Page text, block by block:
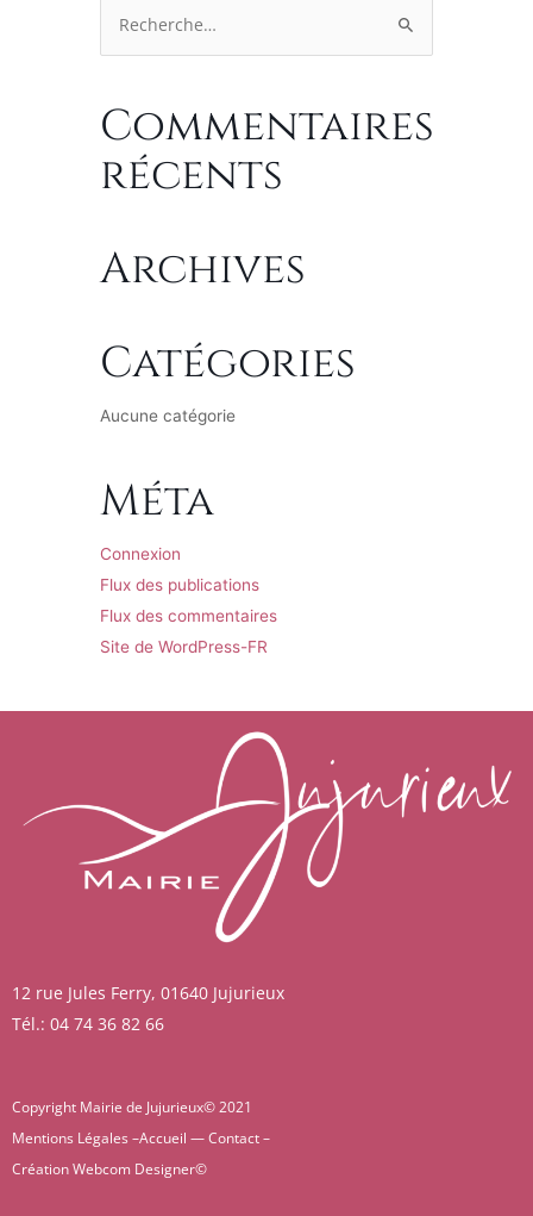
Rechercher :
Commentaires
récents
Archives
Catégories
Aucune catégorie
Méta
Connexion
Flux des publications
Flux des commentaires
Site de WordPress-FR
12 rue Jules Ferry, 01640 Jujurieux
Tél.: 04 74 36 82 66
Copyright Mairie de Jujurieux© 2021
Mentions Légales –Accueil —Contact–
CréationWebcom Designer©